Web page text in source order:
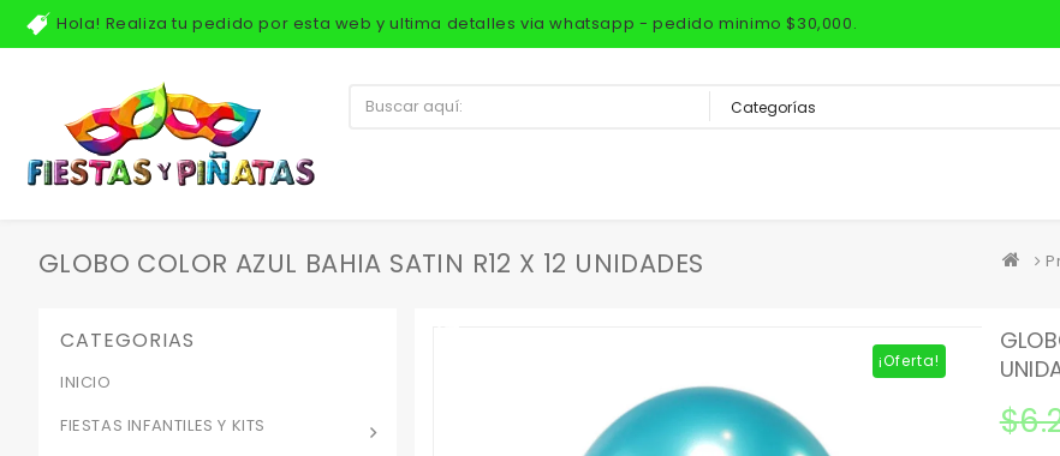
Hola! Realiza tu pedido por esta web y ultima detalles via whatsapp - pedido minimo $30,000.
GLOBO COLOR AZUL BAHIA SATIN R12 X 12 UNIDADES
¡Oferta!
$
CATEGORIAS
INICIO
FIESTAS INFANTILES Y KITS